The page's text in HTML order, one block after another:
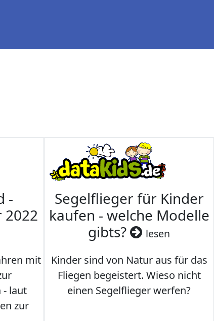
-
2022
mit
- laut
zur
Segelflieger für Kinder
kaufen - welche Modelle
gibts?
lesen
Kinder sind von Natur aus für das
Fliegen begeistert. Wieso nicht
einen Segelflieger werfen?